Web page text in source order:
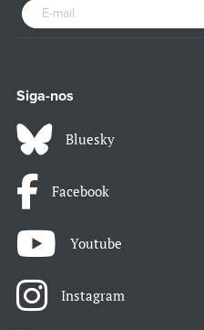
Siga-nos
Bluesky
Facebook
Youtube
Instagram